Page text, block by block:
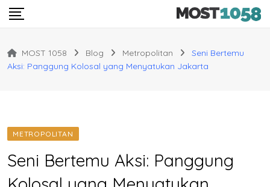
Skip
MOST 1058 Blog Metropolitan
Seni Bertemu
Aksi: Panggung Kolosal yang Menyatukan Jakarta
METROPOLITAN
Seni Bertemu Aksi: Panggung